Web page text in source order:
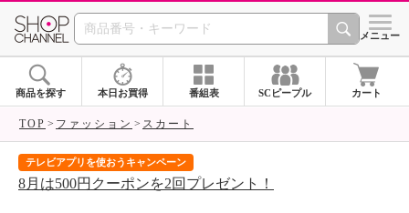
SHOP CHANNEL シメニュー
商品を探す 本日お買得 番組表 SCピープル カート
TOP ファッション スカート
テレビアプリを使おうキャンペーン
8月は500円クーポンを2回プレゼント！